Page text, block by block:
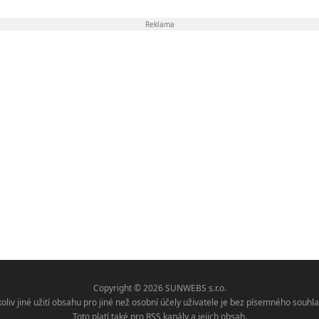
Reklama
Copyright © 2026 SUNWEBS s.r.o.
jiné užití obsahu pro jiné než osobní účely uživatele je bez písemného
Toto platí také pro RSS kanály a jejich obsah.